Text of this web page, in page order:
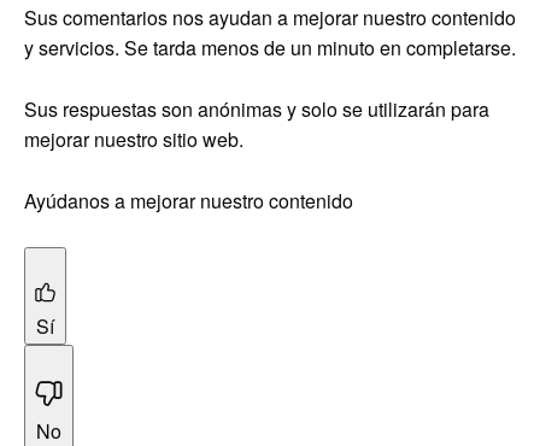
Sus comentarios nos ayudan a mejorar nuestro contenido
y servicios. Se tarda menos de un minuto en completarse.
Sus respuestas son anónimas y solo se utilizarán para
mejorar nuestro sitio web.
Ayúdanos a mejorar nuestro contenido
Sí
No